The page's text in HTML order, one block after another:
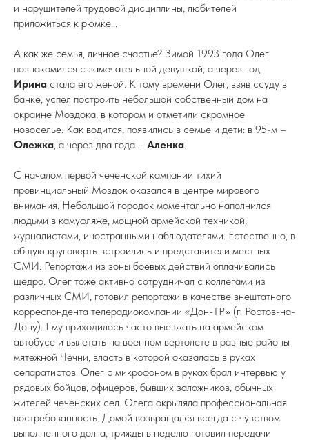
и нарушителей трудовой дисциплины, любителей
приложиться к рюмке...
А как же семья, личное счастье? Зимой 1993 года Олег
познакомился с замечательной девушкой, а через год
Ирина стала его женой. К тому времени Олег, взяв ссуду в
банке, успел построить небольшой собственный дом на
окраине Моздока, в котором и отметили скромное
новоселье. Как водится, появились в семье и дети: в 95-м –
Олежка, а через два года – Аленка.
С началом первой чеченской кампании тихий
провинциальный Моздок оказался в центре мирового
внимания. Небольшой городок моментально наполнился
людьми в камуфляже, мощной армейской техникой,
журналистами, иностранными наблюдателями. Естественно, в
общую круговерть встроились и представители местных
СМИ. Репортажи из зоны боевых действий оплачивались
щедро. Олег тоже активно сотрудничал с коллегами из
различных СМИ, готовил репортажи в качестве внештатного
корреспондента телерадиокомпании «Дон-ТР» (г. Ростов-на-
Дону). Ему приходилось часто выезжать на армейском
автобусе и вылетать на военном вертолете в разные районы
мятежной Чечни, власть в которой оказалась в руках
сепаратистов. Олег с микрофоном в руках брал интервью у
рядовых бойцов, офицеров, бывших заложников, обычных
жителей чеченских сел. Олега окрыляла профессиональная
востребованность. Домой возвращался всегда с чувством
выполненного долга, трижды в неделю готовил передачи